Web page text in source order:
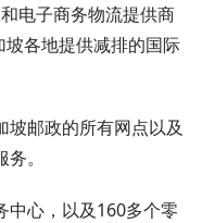
电子商务物流提供商
各地提供减排的国际
邮政的所有网点以及
。
中心，以及160多个零